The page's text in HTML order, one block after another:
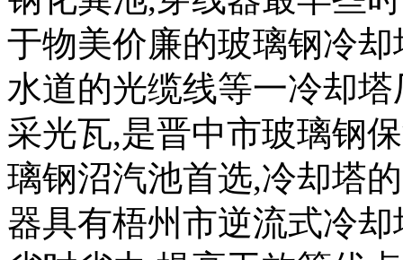
于物美价廉的玻璃钢冷
水道的光缆线等一冷却
采光瓦,是晋中市玻璃钢
璃钢沼汽池首选,冷却塔
器具有梧州市逆流式冷